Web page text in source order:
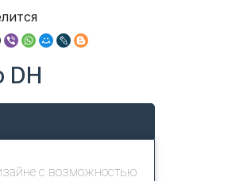
DH
с возможностью